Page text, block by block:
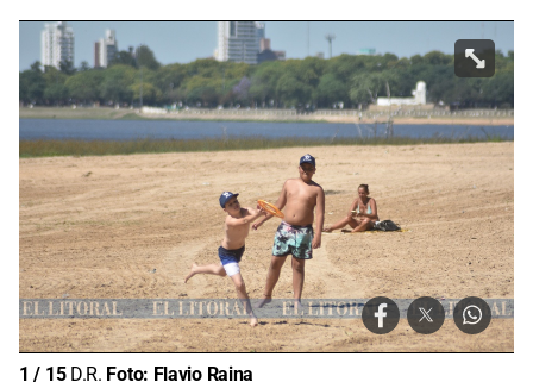
1 / 15 D.R. Foto: Flavio Raina